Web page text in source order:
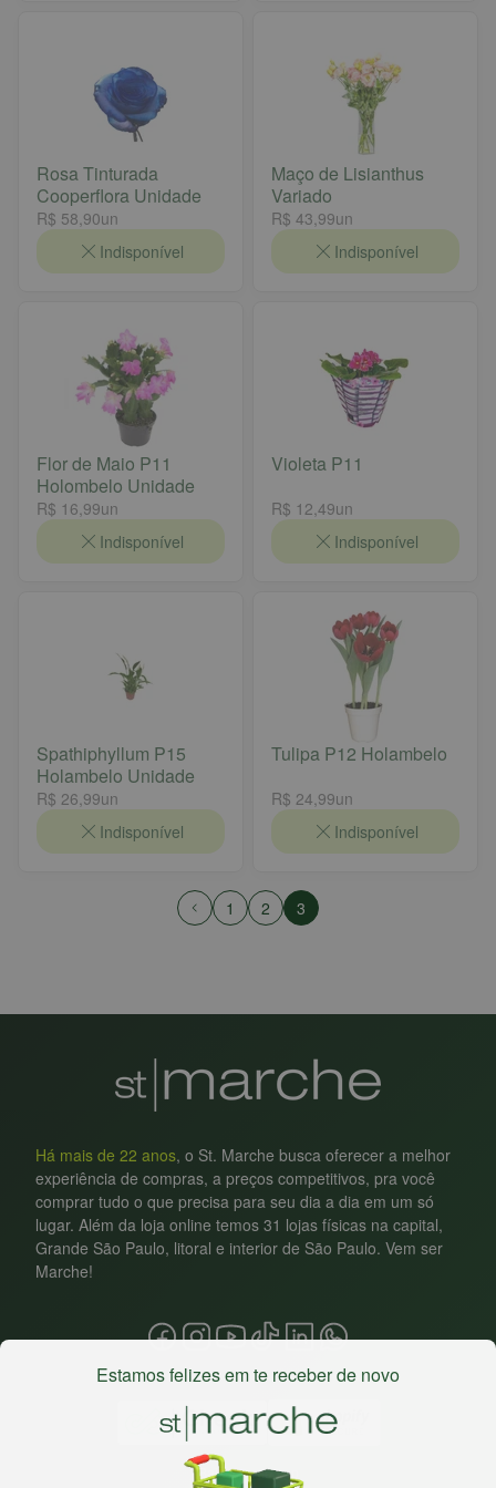
Rosa Tinturada
Cooperflora Unidade
R$ 58,90un
Indisponível
Maço de Lisianthus
Variado
R$ 43,99un
Indisponível
Flor de Maio P11
Holombelo Unidade
R$ 16,99un
Indisponível
Violeta P11
R$ 12,49un
Indisponível
Spathiphyllum P15
Holambelo Unidade
R$ 26,99un
Indisponível
Tulipa P12 Holambelo
R$ 24,99un
Indisponível
1 2 3
Há mais de 22 anos, o St. Marche busca oferecer a melhor
experiência de compras, a preços competitivos, pra você
comprar tudo o que precisa para seu dia a dia em um só
lugar. Além da loja online temos 31 lojas físicas na capital,
Grande São Paulo, litoral e interior de São Paulo. Vem ser
Marche!
Baixe nosso app
Estamos felizes em te receber de novo